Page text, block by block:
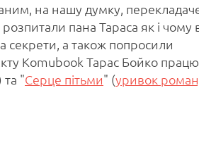
на нашу думку,
пана Тараса як і чому
секрети, а також попросили
Komubook Тарас Бойко
та "Серце пітьми" (уривок